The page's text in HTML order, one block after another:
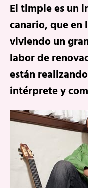
El timple es un
canario, que en
viviendo un
labor de
están
intérprete y